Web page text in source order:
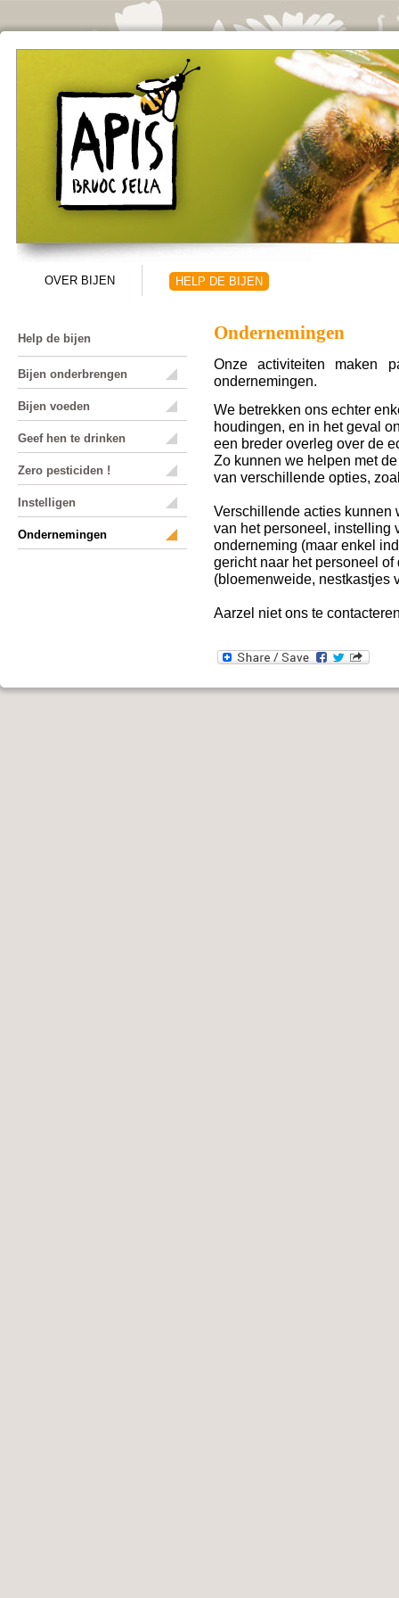
Overslaan en naar de algemene inhoud gaan
Hoofdmenu
OVER BIJEN HELP DE BIJEN
Help de bijen
Bijen onderbrengen
Bijen voeden
Geef hen te drinken
Zero pesticiden !
Instelligen
Ondernemingen
Ondernemingen
Onze activiteiten maken
ondernemingen.
We betrekken ons echter
houdingen, en in het geval
een breder overleg over de
Zo kunnen we helpen met
van verschillende opties,
Verschillende acties kunnen
van het personeel, instelling
onderneming (maar enkel
gericht naar het personeel
(bloemenweide, nestkastjes
Aarzel niet ons te